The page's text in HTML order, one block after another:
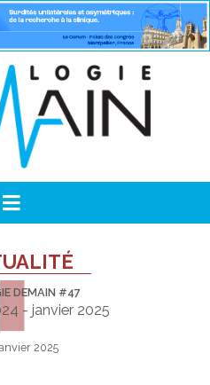
DEMAIN #47
- janvier 2025
2025